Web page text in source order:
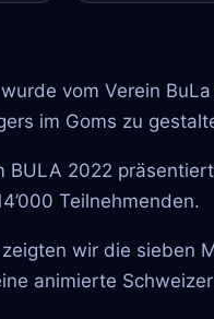
vom Verein
im Goms zu
BULA 2022
Teilnehmenden.
wir die sieben
animierte